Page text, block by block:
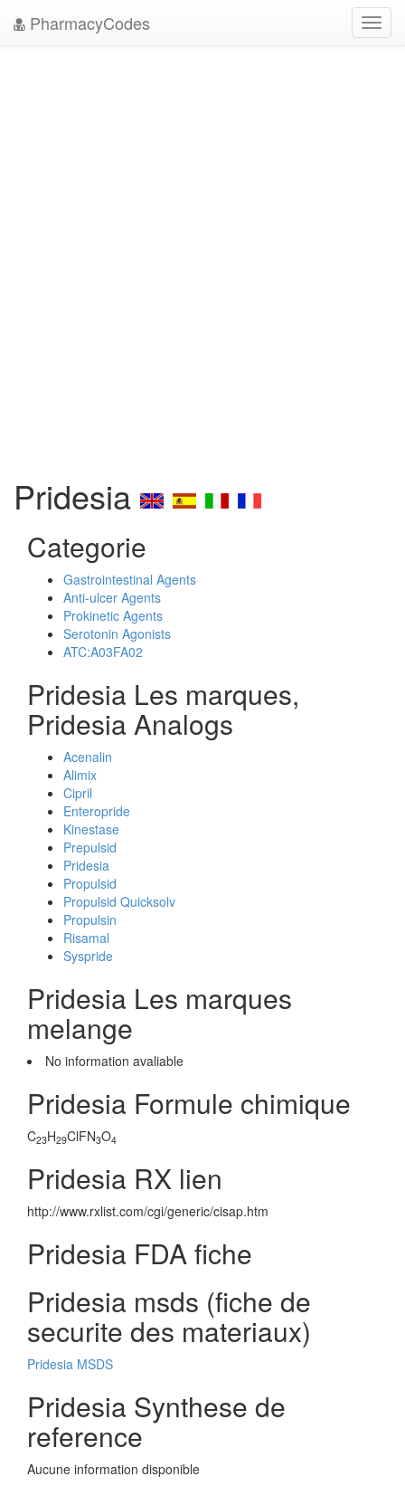
PharmacyCodes
Pridesia
Categorie
Gastrointestinal Agents
Anti-ulcer Agents
Prokinetic Agents
Serotonin Agonists
ATC:A03FA02
Pridesia Les marques,
Pridesia Analogs
Acenalin
Alimix
Cipril
Enteropride
Kinestase
Prepulsid
Pridesia
Propulsid
Propulsid Quicksolv
Propulsin
Risamal
Syspride
Pridesia Les marques
melange
No information avaliable
Pridesia Formule chimique
C23H29ClFN3O4
Pridesia RX lien
http://www.rxlist.com/cgi/generic/cisap.htm
Pridesia FDA fiche
Pridesia msds (fiche de
securite des materiaux)
Pridesia MSDS
Pridesia Synthese de
reference
Aucune information disponible